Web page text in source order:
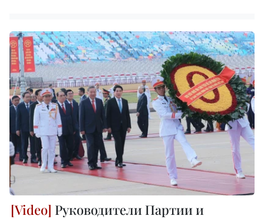
Руководители Партии и